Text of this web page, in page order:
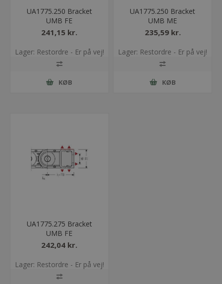
UA1775.250 Bracket
UMB FE
241,15 kr.
Lager: Restordre - Er på vej!
KØB
UA1775.250 Bracket
UMB ME
235,59 kr.
Lager: Restordre - Er på vej!
KØB
UA1775.275 Bracket
UMB FE
242,04 kr.
Lager: Restordre - Er på vej!